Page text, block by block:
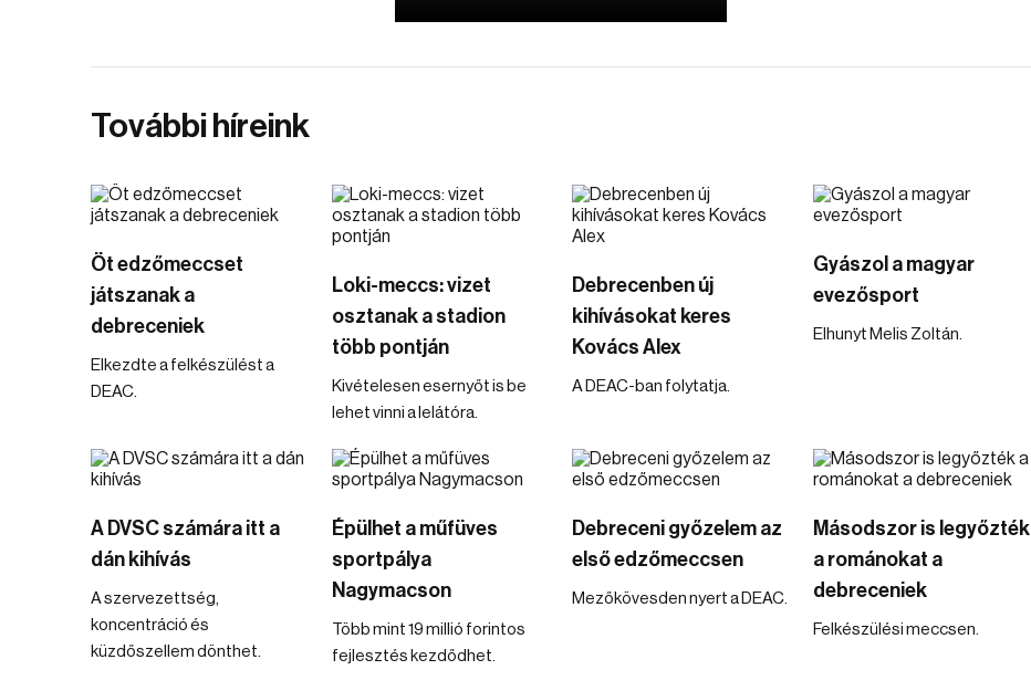
További híreink
Öt edzőmeccset
játszanak a
debreceniek
Elkezdte a felkészülést a
DEAC.
Loki-meccs: vizet
osztanak a stadion
több pontján
Kivételesen esernyőt is be
lehet vinni a lelátóra.
Debrecenben új
kihívásokat keres
Kovács Alex
A DEAC-ban folytatja.
Gyászol a magyar
evezősport
Elhunyt Melis Zoltán.
A DVSC számára itt a
dán kihívás
A szervezettség,
koncentráció és
küzdőszellem dönthet.
Épülhet a műfüves
sportpálya
Nagymacson
Több mint 19 millió forintos
fejlesztés kezdődhet.
Debreceni győzelem az
első edzőmeccsen
Mezőkövesden nyert a DEAC.
Másodszor is legyőzték
a románokat a
debreceniek
Felkészülési meccsen.